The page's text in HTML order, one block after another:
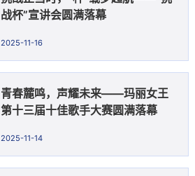
战杯”宣讲会圆满落幕
2025-11-16
青春麓鸣，声耀未来——玛丽女王
第十三届十佳歌手大赛圆满落幕
2025-11-14